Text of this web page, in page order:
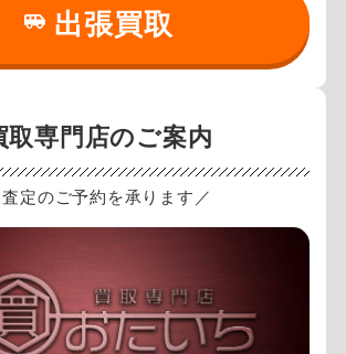
出張買取
取専門店のご案内
査定のご予約を承ります／